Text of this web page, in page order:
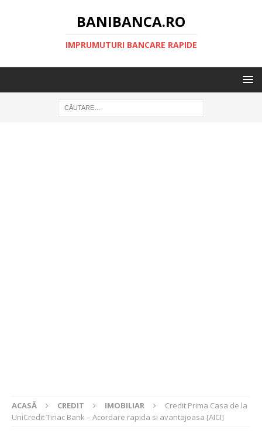
BANIBANCA.RO
IMPRUMUTURI BANCARE RAPIDE
ACASĂ CREDIT IMOBILIAR
Credit Prima Casa de la
UniCredit Tiriac Bank – Acordare rapida si avantajoasa [AICI]